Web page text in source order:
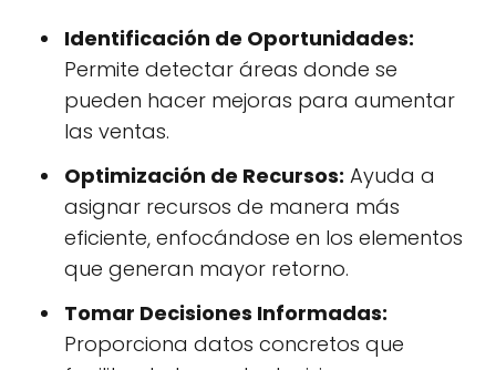
Identificación de Oportunidades:
Permite detectar áreas donde se
pueden hacer mejoras para aumentar
las ventas.
Optimización de Recursos: Ayuda a
asignar recursos de manera más
eficiente, enfocándose en los elementos
que generan mayor retorno.
Tomar Decisiones Informadas:
Proporciona datos concretos que